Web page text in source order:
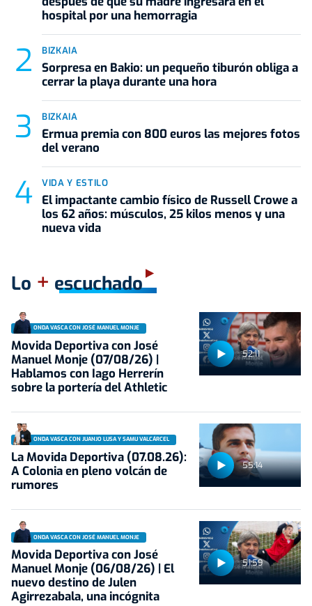
hospital por una hemorragia
BIZKAIA
Sorpresa en Bakio: un pequeño tiburón obliga a
cerrar la playa durante una hora
BIZKAIA
Ermua premia con 800 euros las mejores fotos
del verano
VIDA Y ESTILO
El impactante cambio físico de Russell Crowe a
los 62 años: músculos, 25 kilos menos y una
nueva vida
Lo + escuchado
52:11
ONDA VASCA CON JOSÉ MANUEL MONJE
Movida Deportiva con José
Manuel Monje (07/08/26) |
Hablamos con Iago Herrerín
sobre la portería del Athletic
55:14
ONDA VASCA CON JUANJO LUSA Y SAMU VALCÁRCEL
La Movida Deportiva (07.08.26):
A Colonia en pleno volcán de
rumores
51:59
ONDA VASCA CON JOSÉ MANUEL MONJE
Movida Deportiva con José
Manuel Monje (06/08/26) | El
nuevo destino de Julen
Agirrezabala, una incógnita